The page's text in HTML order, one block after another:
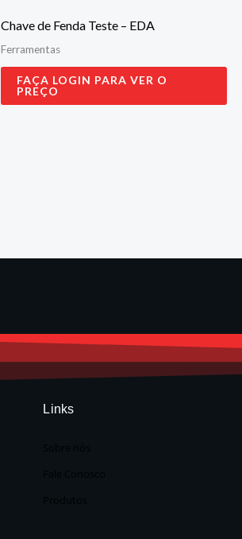
Chave de Fenda Teste – EDA
Ferramentas
FAÇA LOGIN PARA VER O
PREÇO
Links